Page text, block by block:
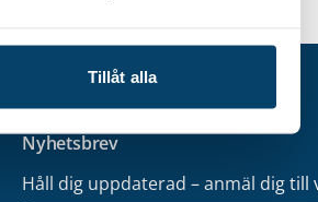
Tillåt alla
Nyhetsbrev
Håll dig uppdaterad – anmäl dig till